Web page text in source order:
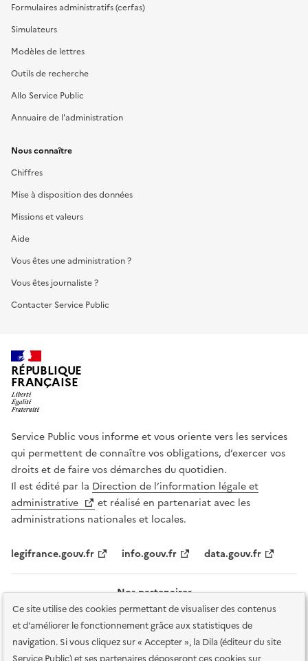
Ce site utilise des cookies permettant de visualiser des contenus
et d'améliorer le fonctionnement grâce aux statistiques de
navigation. Si vous cliquez sur « Accepter », la Dila (éditeur du site
Formulaires administratifs (cerfas)
Simulateurs
Modèles de lettres
Outils de recherche
Allo Service Public
Annuaire de l'administration
Nous connaître
Chiffres
Mise à disposition des données
Missions et valeurs
Aide
Vous êtes une administration ?
Vous êtes journaliste ?
Contacter Service Public
RÉPUBLIQUE
FRANÇAISE
Service Public vous informe et vous oriente vers les services
qui permettent de connaître vos obligations, d’exercer vos
droits et de faire vos démarches du quotidien.
Il est édité par la Direction de l’information légale et
administrative
et réalisé en partenariat avec les
administrations nationales et locales.
legifrance.gouv.fr info.gouv.fr data.gouv.fr
Nos partenaires